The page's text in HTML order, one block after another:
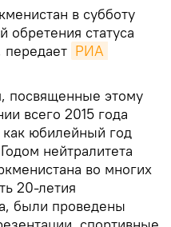
в субботу
обретения статуса
передает РИА
посвященные этому
всего 2015 года
как юбилейный год
нейтралитета
во многих
20-летия
были проведены